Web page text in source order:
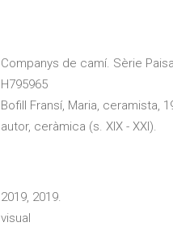
Companys de camí. Sèrie
H795965
Bofill Fransí, Maria, ceramista,
autor, ceràmica (s. XIX - XXI).
2019, 2019.
visual